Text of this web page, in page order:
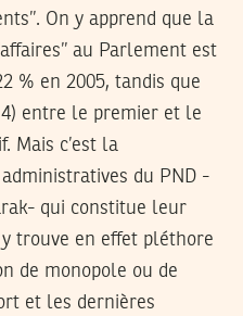
On y apprend que la
au Parlement est
% en 2005, tandis que
entre le premier et le
Mais c’est la
du PND -
qui constitue leur
trouve en effet pléthore
de monopole ou de
et les dernières